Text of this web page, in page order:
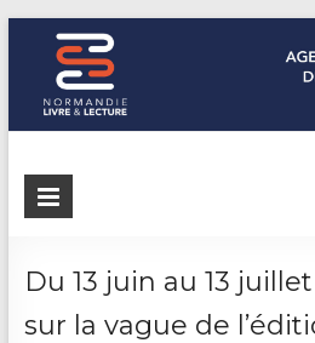
Normandie Livre
L'agence de coopération des
Du 13 juin au 13
sur la vague de